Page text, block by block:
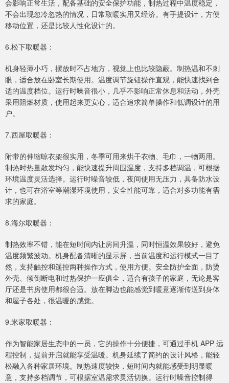
会影响正常生活，配备基础的安全保护功能，制热过程中温度稳定，
不会出现忽冷忽热的情况，日常取暖实用又经济。有手提设计，方便
移动位置，还是比较人性化设计的。
6.松下取暖器：
机身轻薄小巧，摆放时不占地方，视觉上也比较隐蔽。制热温和不刺
眼，适合放在卧室长期使用。温度调节旋钮操作直观，能快速找到合
适的温度档位。运行时噪音很小，几乎不影响正常休息和活动，外壳
采用阻燃材质，使用起来更安心，适合追求简单操作和低调设计的用
户。
7.西屋取暖器：
附带的伸缩晾衣架很实用，冬季可用来烘干衣物、毛巾，一物两用。
制热时热量散发均匀，能快速提升周围温度，支持多档调温，可根据
环境温度灵活选择。运行时噪音较低，夜间使用无压力，具备防水设
计，也可在浴室等潮湿环境使用，安全性能可靠，适合对多功能有需
求的家庭。
8.海尔取暖器：
制热效率不错，能在短时间内让房间升温，同时恒温效果较好，避免
温度频繁波动。机身配备清晰的显示屏，当前温度和运行模式一目了
然，支持触控和遥控两种操作方式，使用方便。安全防护全面，防烫
外壳、倾倒断电和过热保护一应俱全，适合有孩子的家庭，无论是客
厅还是书房使用都很合适。放在脚边也能感觉到暖意逐渐传送到身体
和屋子各处，很温暖的感觉。
9.米家取暖器：
作为智能家居生态中的一员，它的操作十分便捷，可通过手机 APP 远
程控制，提前开启就能享受温暖。机身延续了简约的设计风格，能轻
松融入各种家居环境。制热速度较快，短时间内就能感受到明显暖
意，支持多档调节，可根据室温需求灵活切换。运行时噪音控制得